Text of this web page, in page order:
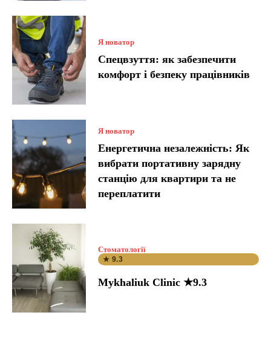
Я новатор
Спецвзуття: як забезпечити
комфорт і безпеку працівників
Я новатор
Енергетична незалежність: Як
вибрати портативну зарядну
станцію для квартири та не
переплатити
Стоматології
★ 9.3
Mykhaliuk Clinic ★9.3